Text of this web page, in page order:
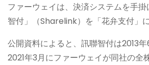
ファーウェイは、決済システムを手
智付」（Sharelink）を「花弁支付」
公開資料によると、訊聯智付は2013年
2021年3月にファーウェイが同社の全